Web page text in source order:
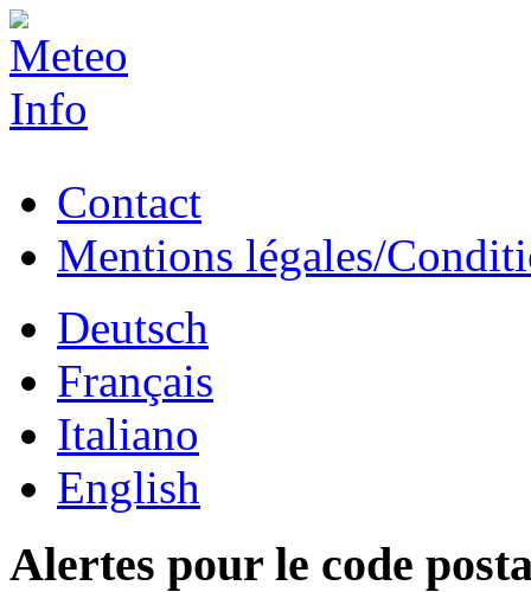
Contact
Mentions légales/
Deutsch
Français
Italiano
English
Alertes pour le code